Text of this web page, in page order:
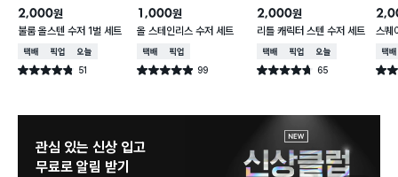
2,000원
불룸 올스텐 수저 1벌 세트
택배배송매장픽업오늘배송
별점 4.8점 51
건 작성
1,000원
올 스테인리스 수저 세트
택배배송매장픽업
별점 4.9점 99
건 작성
2,000원
리틀 캐릭터 스텐 수저 세트
택배배송매장픽업오늘배송
별점 4.7점 65
건 작성
스퀘
택배
별점
관심 있는 신상 입고
무료로 알림 받기